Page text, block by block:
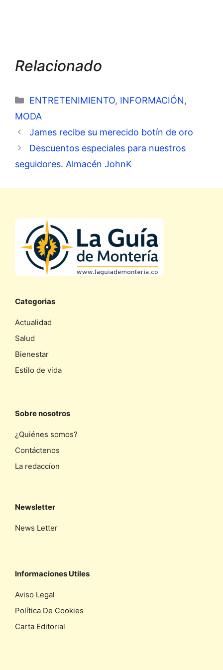
Relacionado
Categorías
ENTRETENIMIENTO, INFORMACIÓN,
MODA
James recibe su merecido botín de oro
Descuentos especiales para nuestros
seguidores. Almacén JohnK
Categorias
Actualidad
Salud
Bienestar
Estilo de vida
Sobre nosotros
¿Quiénes somos?
Contáctenos
La redaccíon
Newsletter
News Letter
Informaciones Utiles
Aviso Legal
Política De Cookies
Carta Editorial